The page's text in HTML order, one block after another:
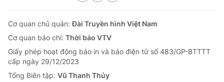
Cơ quan chủ quản:Đài Truyền hình Việt Nam
Cơ quan báo chí: Thời báo VTV
Giấy phép hoạt động báo in và báo điện tử số 483/GP-BTTTT
cấp ngày 29/12/2023
Tổng Biên tập: Vũ Thanh Thủy